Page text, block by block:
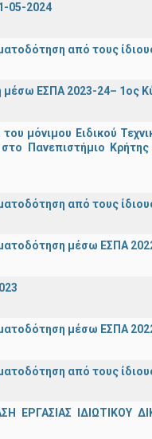
05-2024
από τους
μέσω ΕΣΠΑ 2023-24– 1ος
μόνιμου Ειδικού
Πανεπιστήμιο
από τους
μέσω ΕΣΠΑ
μέσω ΕΣΠΑ
από τους
ΙΔΙΩΤΙΚΟΥ